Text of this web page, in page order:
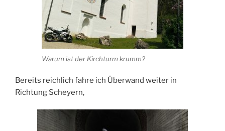
Warum ist der Kirchturm krumm?
Bereits reichlich fahre ich Überwand weiter in
Richtung Scheyern,